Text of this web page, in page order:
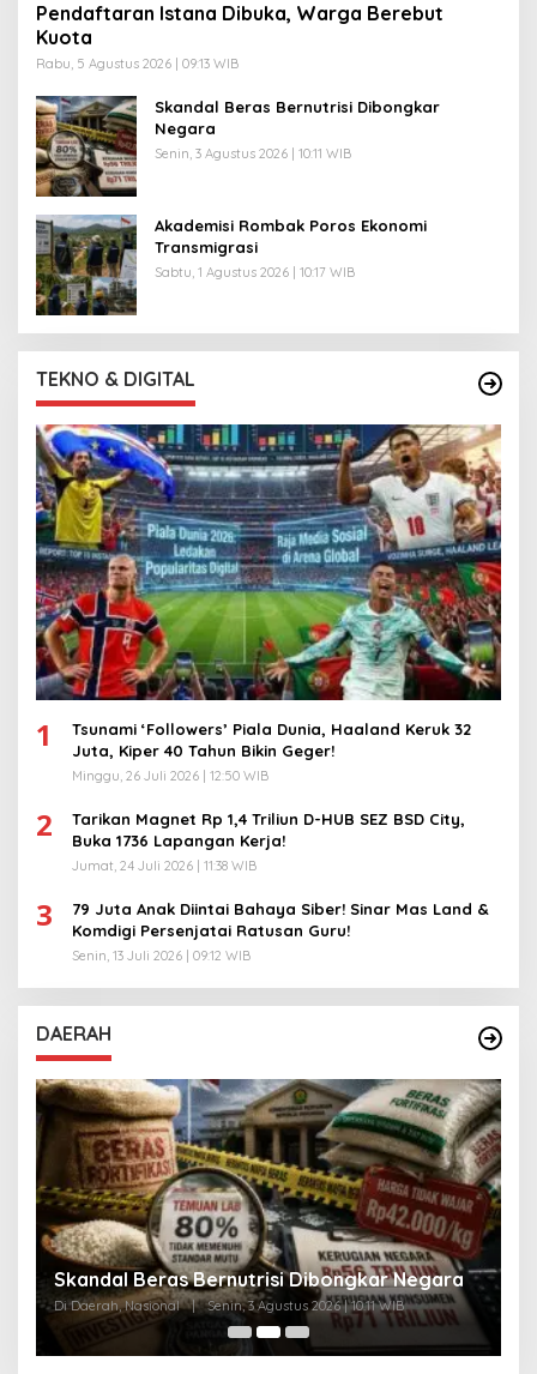
Pendaftaran Istana Dibuka, Warga Berebut
Kuota
Rabu, 5 Agustus 2026 | 09:13 WIB
Skandal Beras Bernutrisi Dibongkar
Negara
Senin, 3 Agustus 2026 | 10:11 WIB
Akademisi Rombak Poros Ekonomi
Transmigrasi
Sabtu, 1 Agustus 2026 | 10:17 WIB
TEKNO & DIGITAL
1
Tsunami ‘Followers’ Piala Dunia, Haaland Keruk 32
Juta, Kiper 40 Tahun Bikin Geger!
Minggu, 26 Juli 2026 | 12:50 WIB
2
Tarikan Magnet Rp 1,4 Triliun D-HUB SEZ BSD City,
Buka 1736 Lapangan Kerja!
Jumat, 24 Juli 2026 | 11:38 WIB
3
79 Juta Anak Diintai Bahaya Siber! Sinar Mas Land &
Komdigi Persenjatai Ratusan Guru!
Senin, 13 Juli 2026 | 09:12 WIB
DAERAH
Skandal Beras Bernutrisi Dibongkar Negara
Di Daerah, Nasional | Senin, 3 Agustus 2026 | 10:11 WIB